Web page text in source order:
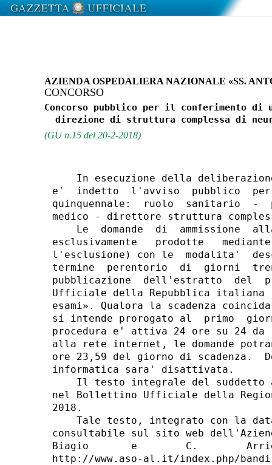
AZIENDA OSPEDALIERA NAZIONALE «SS.
CONCORSO
Concorso pubblico per il conferimento di
(GU n.15 del 20-2-2018)
In esecuzione della
e'  indetto  l'avviso  pubblico
quinquennale:  ruolo  sanitario  -
medico - direttore struttura
Le  domande  di  ammissione
esclusivamente   prodotte
l'esclusione) con le  modalita'
termine  perentorio  di  giorni
pubblicazione  dell'estratto  del
Ufficiale della Repubblica italiana
esami». Qualora la scadenza
si intende prorogato al  primo
procedura e' attiva 24 ore su 24
alla rete internet, le domande
ore 23,59 del giorno di scadenza.
informatica sara' disattivata.
Il testo integrale del suddetto
nel Bollettino Ufficiale della
2018.
Tale testo, integrato con la
consultabile sul sito web
Biagio       e        C.
http://www.aso-al.it/index.php/